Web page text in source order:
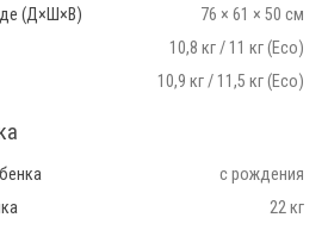
(Д×Ш×В)
76 × 61 × 50 см
10,8 кг / 11 кг (Eco)
10,9 кг / 11,5 кг (Eco)
с рождения
22 кг